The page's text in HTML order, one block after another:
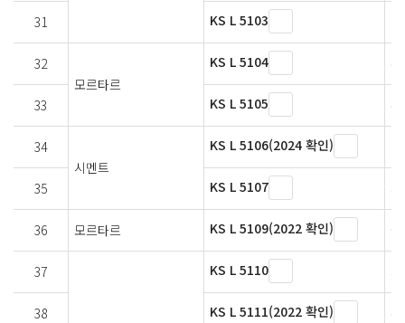
31 KS L 5103
32
모르타르
KS L 5104
33 KS L 5105
34
시멘트
KS L 5106(2024 확인)
35 KS L 5107
36 모르타르 KS L 5109(2022 확인)
37 KS L 5110
38 KS L 5111(2022 확인)